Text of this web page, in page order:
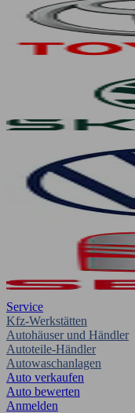
Service
Kfz-Werkstätten
Autohäuser und Händler
Autoteile-Händler
Autowaschanlagen
Auto verkaufen
Auto bewerten
Anmelden